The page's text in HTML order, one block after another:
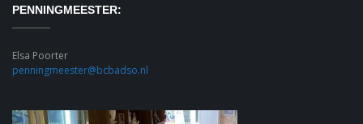
PENNINGMEESTER:
Elsa Poorter
penningmeester@bcbadso.nl